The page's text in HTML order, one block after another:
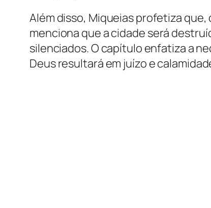
Além disso, Miqueias profetiza
menciona que a cidade será
silenciados. O capítulo enfatiza a
Deus resultará em juízo e